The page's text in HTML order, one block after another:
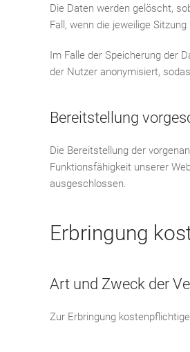
Die Daten werden gelöscht,
Fall, wenn die jeweilige
Im Falle der Speicherung der
der Nutzer anonymisiert,
Bereitstellung
Die Bereitstellung der
Funktionsfähigkeit unserer
ausgeschlossen.
Erbringung
Art und Zweck der
Zur Erbringung